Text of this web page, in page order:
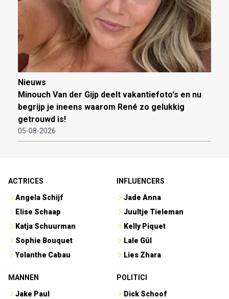
Nieuws
Minouch Van der Gijp deelt vakantiefoto's en nu
begrijp je ineens waarom René zo gelukkig
getrouwd is!
05-08-2026
ACTRICES
Angela Schijf
Elise Schaap
Katja Schuurman
Sophie Bouquet
Yolanthe Cabau
INFLUENCERS
Jade Anna
Juultje Tieleman
Kelly Piquet
Lale Gül
Lies Zhara
MANNEN
Jake Paul
POLITICI
Dick Schoof